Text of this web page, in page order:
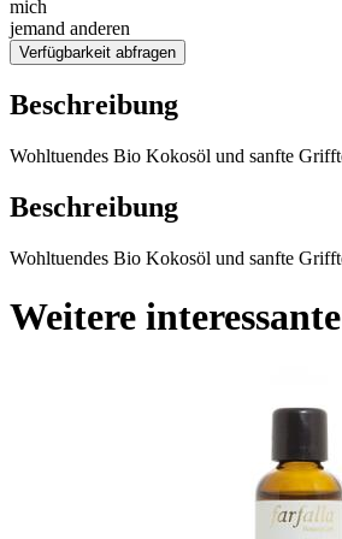
mich
jemand anderen
Verfügbarkeit abfragen
Beschreibung
Wohltuendes Bio Kokosöl und sanfte
Beschreibung
Wohltuendes Bio Kokosöl und sanfte
Weitere